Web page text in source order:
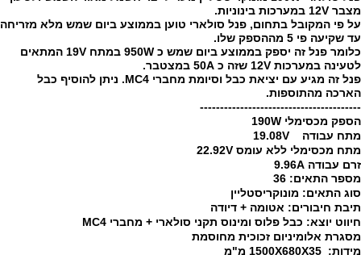
מצבר 12V במערכות בינוניות.
על פי המקובל בתחום, פנל סולארי טוען בממוצע ביום שמש מלא מזריחה
עד שקיעה פי 5 מההספק שלו.
כלומר פנל זה יספק בממוצע ביום שמש כ 950W במתח 19V המתאים
לטעינה במערכות 12V שזה כ 50A במצטבר.
פנל זה מגיע עם יציאת כבל וסיומת מחברי MC4. ניתן להוסיף כבל
הארכה מהתוספות.
----------------------------------------
הספק מכסימלי 190W
מתח עבודה 19.08V
מתח מכסימלי ללא עומס 22.92V
זרם עבודה 9.96 A
מספר התאים: 36
סוג התאים: מונוקריסטליין
תיבת חיבורים: אטומה + דיודה
חיווט יוצא: כבל פלוס ומינוס תקני סולארי + מחברי MC4
מסגרת אלומיניום זכוכית מחוסמת
מידות: 1500X680X35 מ"מ